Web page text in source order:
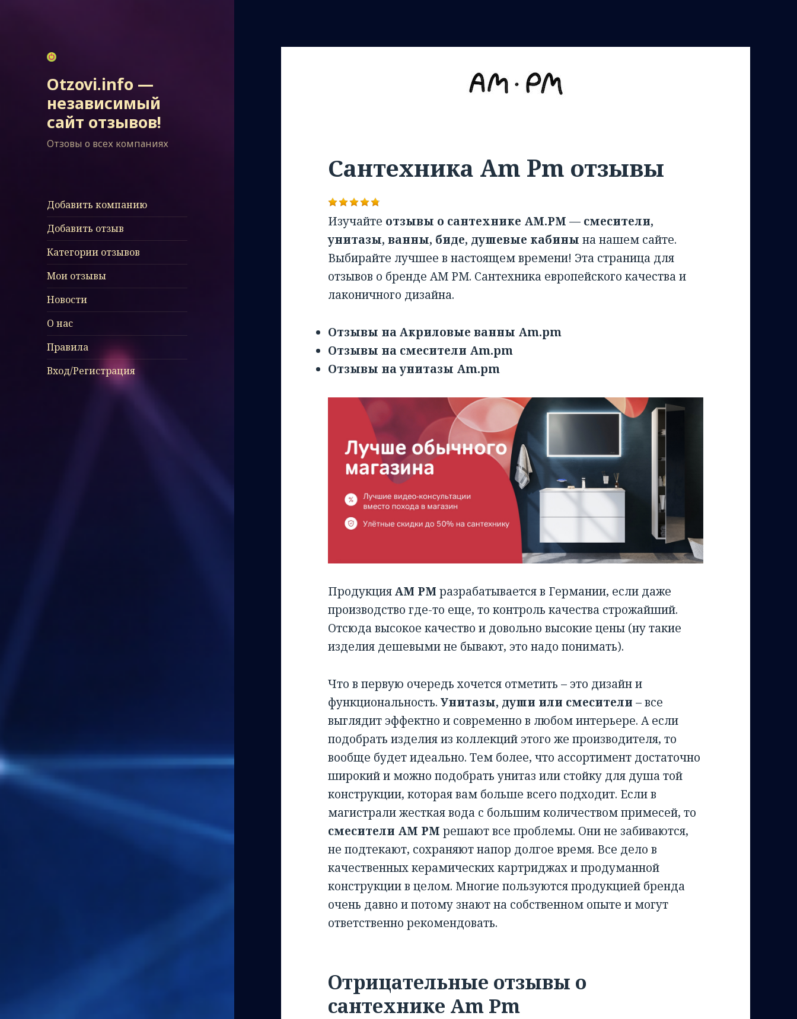
Otzovi.info —
независимый
сайт отзывов!
Отзовы о всех компаниях
Добавить компанию
Добавить отзыв
Категории отзывов
Мои отзывы
Новости
О нас
Правила
Вход/Регистрация
Сантехника Am Pm отзывы
Изучайте отзывы о сантехнике AM.PM — смесители,
унитазы, ванны, биде, душевые кабины на нашем сайте.
Выбирайте лучшее в настоящем времени! Эта страница для
отзывов о бренде AM PM. Сантехника европейского качества и
лаконичного дизайна.
Отзывы на Акриловые ванны Am.pm
Отзывы на смесители Am.pm
Отзывы на унитазы Am.pm
ПродукцияАМ РМ разрабатывается в Германии, если даже
производство где-то еще, то контроль качества строжайший.
Отсюда высокое качество и довольно высокие цены (ну такие
изделия дешевыми не бывают, это надо понимать).
Что в первую очередь хочется отметить – это дизайн и
функциональность.Унитазы, души или смесители – все
выглядит эффектно и современно в любом интерьере. А если
подобрать изделия из коллекций этого же производителя, то
вообще будет идеально. Тем более, что ассортимент достаточно
широкий и можно подобрать унитаз или стойку для душа той
конструкции, которая вам больше всего подходит. Если в
магистрали жесткая вода с большим количеством примесей, то
смесители AM PM решают все проблемы. Они не забиваются,
не подтекают, сохраняют напор долгое время. Все дело в
качественных керамических картриджах и продуманной
конструкции в целом. Многие пользуются продукцией бренда
очень давно и потому знают на собственном опыте и могут
ответственно рекомендовать.
Отрицательные отзывы о
сантехнике Am Pm